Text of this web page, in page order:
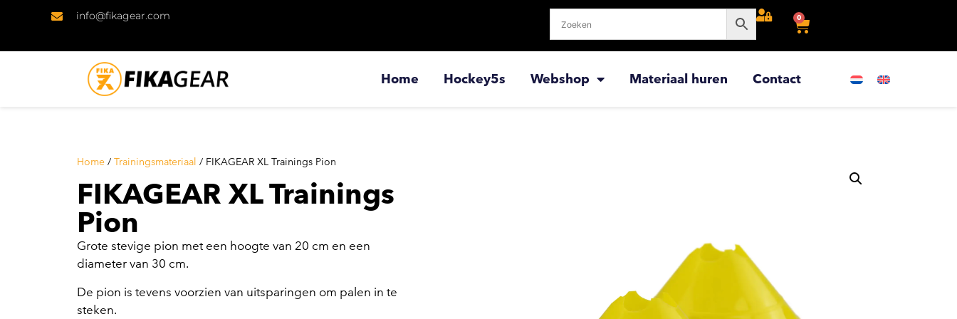
info@fikagear.com 0
Home Hockey5s Webshop Materiaal huren Contact
Home/ Trainingsmateriaal / FIKAGEAR XL Trainings Pion
FIKAGEAR XL Trainings
Pion
Grote stevige pion met een hoogte van 20 cm en een
diameter van 30 cm.
De pion is tevens voorzien van uitsparingen om palen in te
steken.